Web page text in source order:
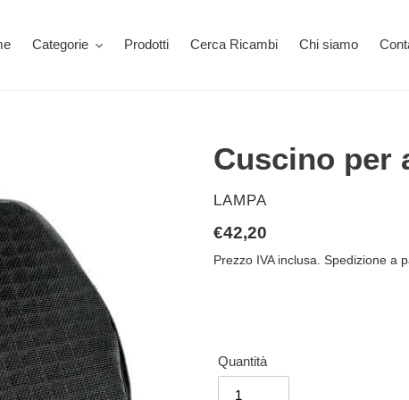
Categorie Prodotti Cerca Ricambi Chi siamo
Cuscino per
VENDITORE
LAMPA
Prezzo
di
€42,20
Prezzo IVA inclusa. Spedizione a
Quantità